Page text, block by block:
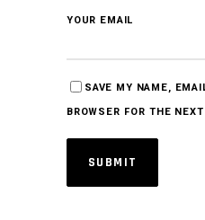
YOUR EMAIL
SAVE MY NAME,
BROWSER FOR THE
SUBMIT